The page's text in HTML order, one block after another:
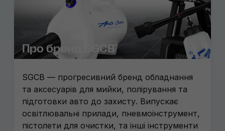
Про бренд SGCB
SGCB — прогресивний бренд обладнання
та аксесуарів для мийки, полірування та
підготовки авто до захисту. Випускає
освітлювальні прилади, пневмоінструмент,
пістолети для очистки, та інші інструменти